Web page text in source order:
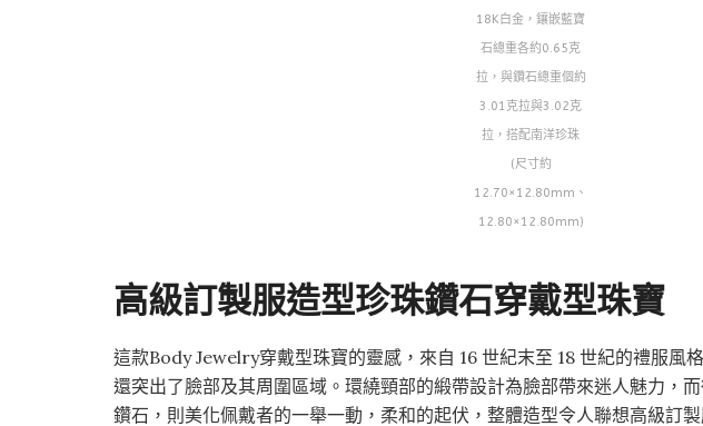
18K白金，鑲嵌藍寶
石總重各約0.65克
拉，與鑽石總重個約
3.01克拉與3.02克
拉，搭配南洋珍珠
(尺寸約
12.70×12.80mm、
12.80×12.80mm)
高級訂製服造型珍珠鑽石穿戴型珠寶
這款Body Jewelry穿戴型珠寶的靈感，來自 16 世紀末至 18 世紀的禮服風
還突出了臉部及其周圍區域。環繞頸部的緞帶設計為臉部帶來迷人魅力，
鑽石，則美化佩戴者的一舉一動，柔和的起伏，整體造型令人聯想高級訂製